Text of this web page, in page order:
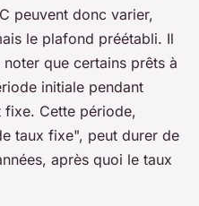
peuvent donc varier,
le plafond préétabli. Il
que certains prêts à
initiale pendant
fixe. Cette période,
taux fixe", peut durer de
après quoi le taux